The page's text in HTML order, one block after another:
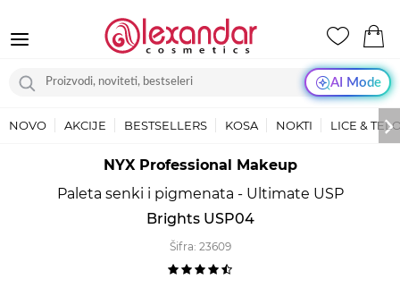
AI Mode
NOVO AKCIJE BESTSELLERS KOSA NOKTI LICE &
NYX Professional Makeup
Paleta senki i pigmenata - Ultimate USP
Brights USP04
Šifra: 23609